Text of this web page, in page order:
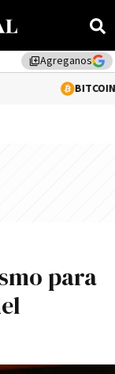
library_addAgreganos
0.12%
para